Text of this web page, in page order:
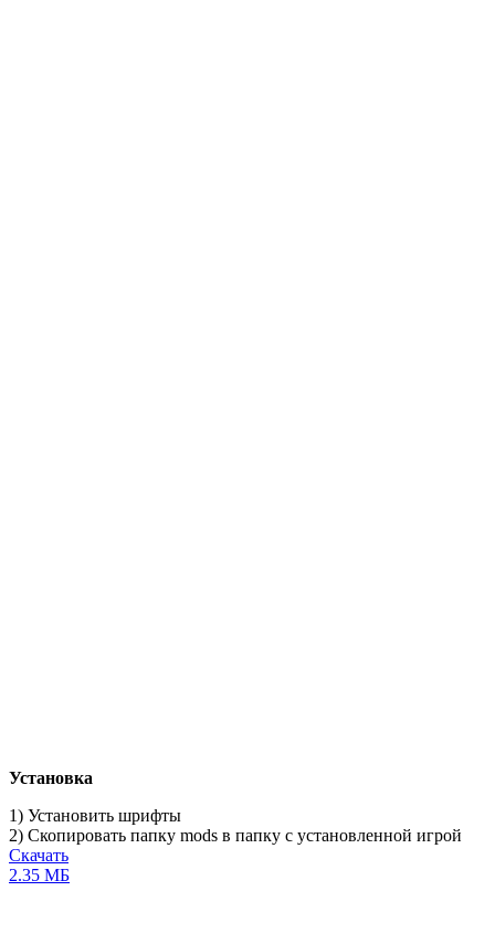
Установка
1) Установить шрифты
2) Скопировать папку mods в папку с установленной игрой
Скачать
2.35 МБ